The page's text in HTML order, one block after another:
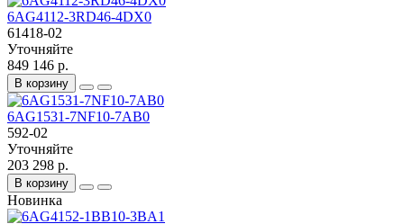
6AG4112-3RD46-4DX0
61418-02
Уточняйте
849 146 р.
В корзину
6AG1531-7NF10-7AB0
592-02
Уточняйте
203 298 р.
В корзину
Новинка